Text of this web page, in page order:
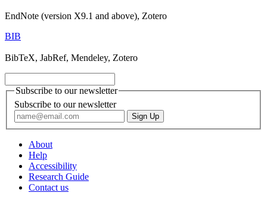
EndNote (version X9.1 and above), Zotero
BIB
BibTeX, JabRef, Mendeley, Zotero
Subscribe to our newsletter
Subscribe to our newsletter
About
Help
Accessibility
Research Guide
Contact us